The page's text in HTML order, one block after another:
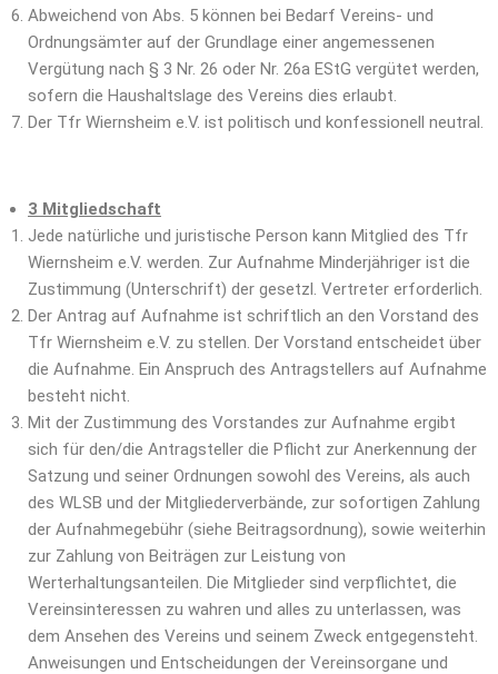
Abweichend von Abs. 5 können bei Bedarf Vereins- und
Ordnungsämter auf der Grundlage einer angemessenen
Vergütung nach § 3 Nr. 26 oder Nr. 26a EStG vergütet werden,
sofern die Haushaltslage des Vereins dies erlaubt.
Der Tfr Wiernsheim e.V. ist politisch und konfessionell neutral.
3 Mitgliedschaft
Jede natürliche und juristische Person kann Mitglied des Tfr
Wiernsheim e.V. werden. Zur Aufnahme Minderjähriger ist die
Zustimmung (Unterschrift) der gesetzl. Vertreter erforderlich.
Der Antrag auf Aufnahme ist schriftlich an den Vorstand des
Tfr Wiernsheim e.V. zu stellen. Der Vorstand entscheidet über
die Aufnahme. Ein Anspruch des Antragstellers auf Aufnahme
besteht nicht.
Mit der Zustimmung des Vorstandes zur Aufnahme ergibt
sich für den/die Antragsteller die Pflicht zur Anerkennung der
Satzung und seiner Ordnungen sowohl des Vereins, als auch
des WLSB und der Mitgliederverbände, zur sofortigen Zahlung
der Aufnahmegebühr (siehe Beitragsordnung), sowie weiterhin
zur Zahlung von Beiträgen zur Leistung von
Werterhaltungsanteilen. Die Mitglieder sind verpflichtet, die
Vereinsinteressen zu wahren und alles zu unterlassen, was
dem Ansehen des Vereins und seinem Zweck entgegensteht.
Anweisungen und Entscheidungen der Vereinsorgane und